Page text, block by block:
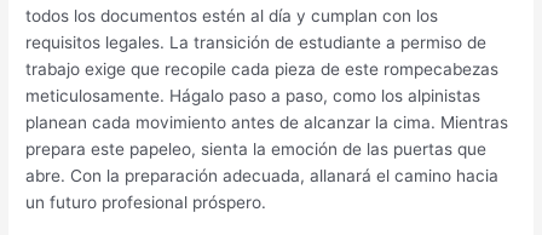
todos los documentos estén al día y cumplan con los
requisitos legales. La transición de estudiante a permiso de
trabajo exige que recopile cada pieza de este rompecabezas
meticulosamente. Hágalo paso a paso, como los alpinistas
planean cada movimiento antes de alcanzar la cima. Mientras
prepara este papeleo, sienta la emoción de las puertas que
abre. Con la preparación adecuada, allanará el camino hacia
un futuro profesional próspero.